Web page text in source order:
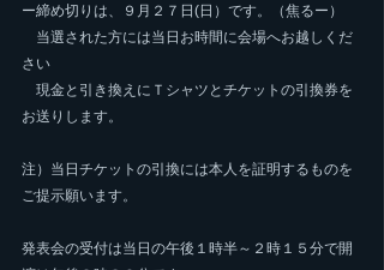
ー締め切りは、９月２７日(日）です。（焦るー）
当選された方には当日お時間に会場へお越しくだ
さい
現金と引き換えにＴシャツとチケットの引換券を
お送りします。
注）当日チケットの引換には本人を証明するものを
ご提示願います。
発表会の受付は当日の午後１時半～２時１５分で開